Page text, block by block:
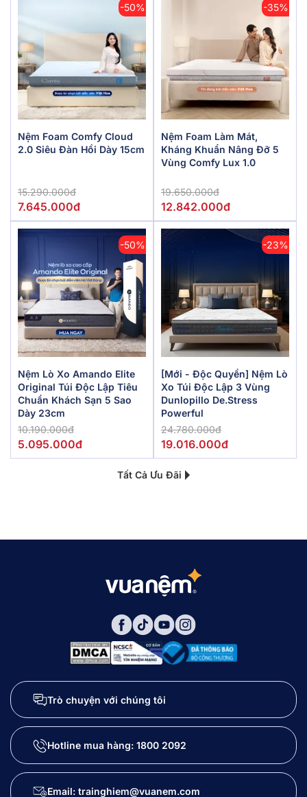
-50%
Nệm Foam Comfy Cloud
2.0 Siêu Đàn Hồi Dày 15cm
15.290.000đ
7.645.000đ
-35%
Nệm Foam Làm Mát,
Kháng Khuẩn Nâng Đỡ 5
Vùng Comfy Lux 1.0
19.650.000đ
12.842.000đ
-50%
Nệm Lò Xo Amando Elite
Original Túi Độc Lập Tiêu
Chuẩn Khách Sạn 5 Sao
Dày 23cm
10.190.000đ
5.095.000đ
-23%
[Mới - Độc Quyền] Nệm Lò
Xo Túi Độc Lập 3 Vùng
Dunlopillo De.Stress
Powerful
24.780.000đ
19.016.000đ
Tất Cả Ưu Đãi
Trò chuyện với chúng tôi
Hotline mua hàng: 1800 2092
Email: trainghiem@vuanem.com